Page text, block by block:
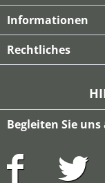
Informationen
Rechtliches
Begleiten Sie uns